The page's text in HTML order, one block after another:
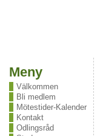
Meny
Välkommen
Bli medlem
Mötestider-Kalender
Kontakt
Odlingsråd